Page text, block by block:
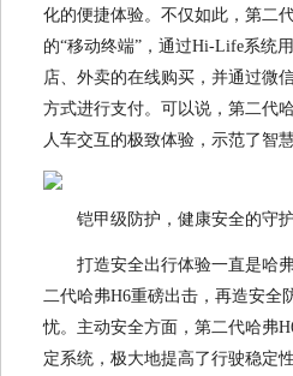
化的便捷体验。不仅如此，第二
的“移动终端”，通过Hi-Life系统
店、外卖的在线购买，并通过微
方式进行支付。可以说，第二代
人车交互的极致体验，示范了智
铠甲级防护，健康安全的守
打造安全出行体验一直是哈
二代哈弗H6重磅出击，再造安全
忧。主动安全方面，第二代哈弗
定系统，极大地提高了行驶稳定